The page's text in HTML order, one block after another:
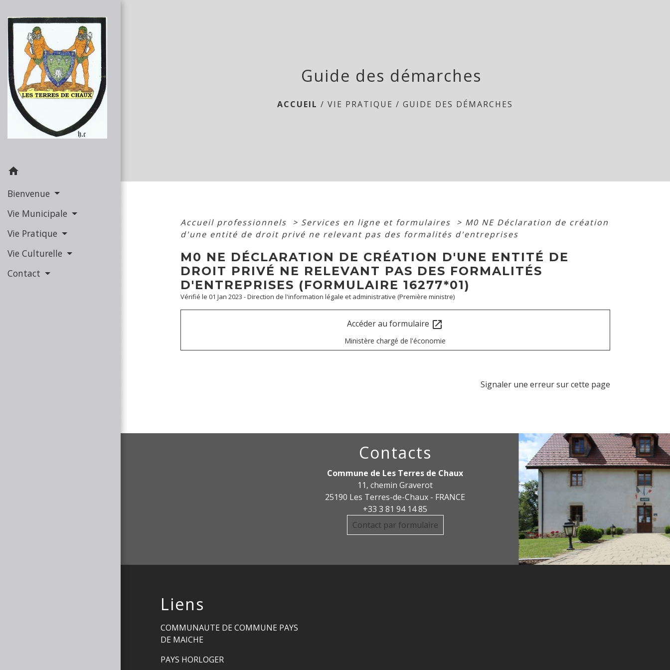
home
Bienvenue
Vie Municipale
Vie Pratique
Vie Culturelle
Contact
Guide des démarches
ACCUEIL /VIE PRATIQUE /GUIDE DES DÉMARCHES
Accueil professionnels > Services en ligne et formulaires > M0 NE Déclaration de création
d'une entité de droit privé ne relevant pas des formalités d'entreprises
M0 NE DÉCLARATION DE CRÉATION D'UNE ENTITÉ DE
DROIT PRIVÉ NE RELEVANT PAS DES FORMALITÉS
D'ENTREPRISES (FORMULAIRE 16277*01)
Vérifié le 01 Jan 2023 - Direction de l'information légale et administrative (Première ministre)
Accéder au formulaire open_in_new
Ministère chargé de l'économie
Signaler une erreur sur cette page
Contacts
Commune de Les Terres de Chaux
11, chemin Graverot
25190 Les Terres-de-Chaux - FRANCE
+33 3 81 94 14 85
Contact par formulaire
Liens
COMMUNAUTE DE COMMUNE PAYS
DE MAICHE
PAYS HORLOGER